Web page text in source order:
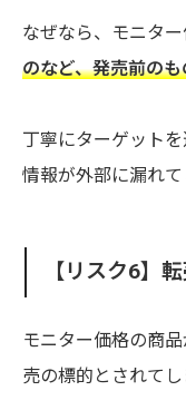
なぜなら、モニター
のなど、発売前の
丁寧にターゲット
情報が外部に漏れて
【リスク6】
モニター価格の商
売の標的とされてし